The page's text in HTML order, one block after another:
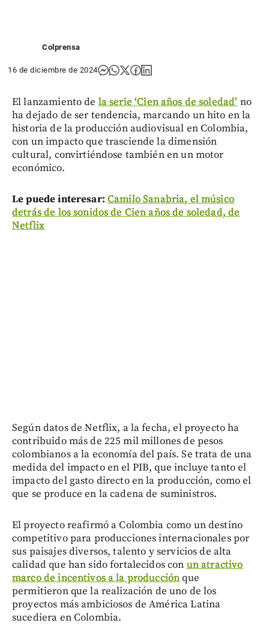
Colprensa
16 de diciembre de 2024
El lanzamiento de la serie ‘Cien años de soledad’ no
ha dejado de ser tendencia, marcando un hito en la
historia de la producción audiovisual en Colombia,
con un impacto que trasciende la dimensión
cultural, convirtiéndose también en un motor
económico.
Le puede interesar: Camilo Sanabria, el músico
detrás de los sonidos de Cien años de soledad, de
Netflix
Según datos de Netflix, a la fecha, el proyecto ha
contribuido más de 225 mil millones de pesos
colombianos a la economía del país. Se trata de una
medida del impacto en el PIB, que incluye tanto el
impacto del gasto directo en la producción, como el
que se produce en la cadena de suministros.
El proyecto reafirmó a Colombia como un destino
competitivo para producciones internacionales por
sus paisajes diversos, talento y servicios de alta
calidad que han sido fortalecidos con un atractivo
marco de incentivos a la producciónque
permitieron que la realización de uno de los
proyectos más ambiciosos de América Latina
sucediera en Colombia.